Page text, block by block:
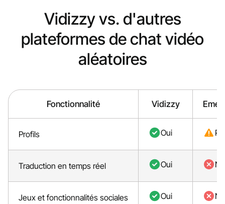
Vidizzy vs. d'autres
plateformes de chat vidéo
aléatoires
Fonctionnalité Vidizzy
Profils Oui
Traduction en temps réel Oui
Jeux et fonctionnalités sociales Oui